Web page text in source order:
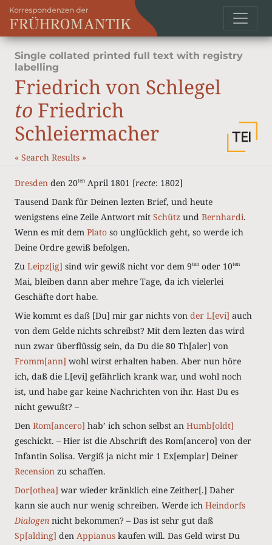
Single collated printed full text with registry
labelling
Friedrich von Schlegel
to Friedrich
Schleiermacher
« Search Results »
Dresden den 20ten April 1801 [recte: 1802]
Tausend Dank für Deinen lezten Brief, und heute
wenigstens eine Zeile Antwort mit Schütz und Bernhardi.
Wenn es mit dem Plato so unglücklich geht, so werde ich
Deine Ordre gewiß befolgen.
Zu Leipz[ig] sind wir gewiß nicht vor dem 9ten oder 10ten
Mai, bleiben dann aber mehre Tage, da ich vielerlei
Geschäfte dort habe.
Wie kommt es daß [Du] mir gar nichts von der L[evi] auch
von dem Gelde nichts schreibst? Mit dem lezten das wird
nun zwar überflüssig sein, da Du die 80 Th[aler] von
Fromm[ann] wohl wirst erhalten haben. Aber nun höre
ich, daß die L[evi] gefährlich krank war, und wohl noch
ist, und habe gar keine Nachrichten von ihr. Hast Du es
nicht gewußt? –
Den Rom[ancero] hab’ ich schon selbst an Humb[oldt]
geschickt. – Hier ist die Abschrift des Rom[ancero] von der
Infantin Solisa. Vergiß ja nicht mir 1 Ex[emplar] Deiner
Recension zu schaffen.
Dor[othea] war wieder kränklich eine Zeither[.] Daher
kann sie auch nur wenig schreiben. Werde ich Heindorfs
Dialogen nicht bekommen? – Das ist sehr gut daß
Sp[alding] den Appianus kaufen will. Das Geld wirst Du